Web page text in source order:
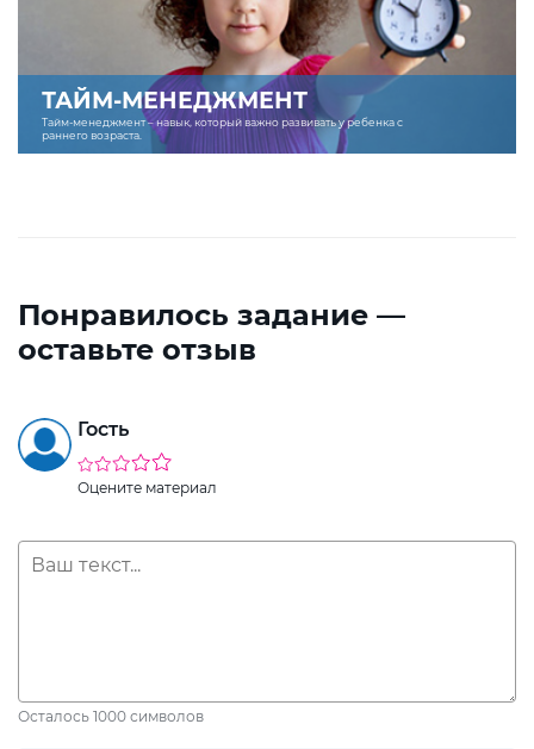
ТАЙМ-МЕНЕДЖМЕНТ
Тайм-менеджмент – навык, который важно развивать у ребенка с
раннего возраста.
Понравилось задание —
оставьте отзыв
Гость
Оцените материал
Осталось 1000 символов